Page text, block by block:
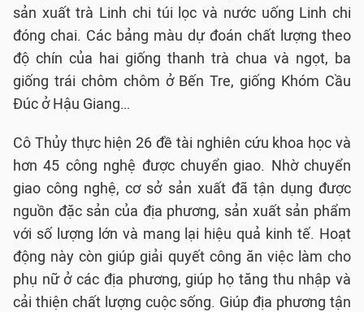
sản xuất trà Linh chi túi lọc và nước uống Linh chi
đóng chai. Các bảng màu dự đoán chất lượng theo
độ chín của hai giống thanh trà chua và ngọt, ba
giống trái chôm chôm ở Bến Tre, giống Khóm Cầu
Đúc ở Hậu Giang…
Cô Thủy thực hiện 26 đề tài nghiên cứu khoa học và
hơn 45 công nghệ được chuyển giao. Nhờ chuyển
giao công nghệ, cơ sở sản xuất đã tận dụng được
nguồn đặc sản của địa phương, sản xuất sản phẩm
với số lượng lớn và mang lại hiệu quả kinh tế. Hoạt
động này còn giúp giải quyết công ăn việc làm cho
phụ nữ ở các địa phương, giúp họ tăng thu nhập và
cải thiện chất lượng cuộc sống. Giúp địa phương tận